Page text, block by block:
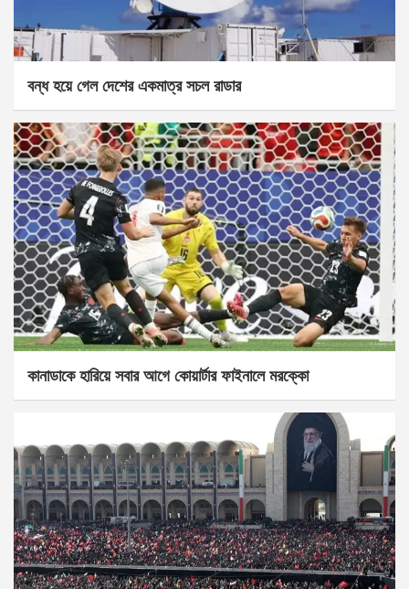
বন্ধ হয়ে গেল দেশের একমাত্র সচল রাডার
কানাডাকে হারিয়ে সবার আগে কোয়ার্টার ফাইনালে মরক্কো